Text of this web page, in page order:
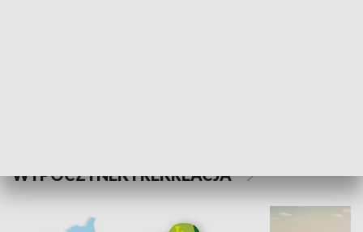
WYPOCZYNEK I REKREACJA